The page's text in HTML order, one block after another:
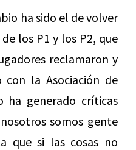
ha sido el de volver
los P1 y los P2, que
reclamaron y
con la Asociación de
ha generado críticas
somos gente
que si las cosas no